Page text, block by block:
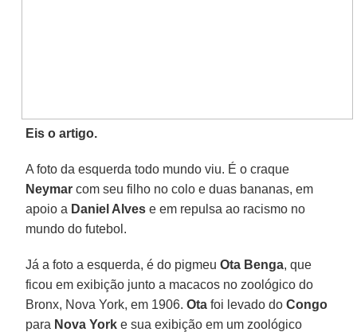
Eis o artigo.
A foto da esquerda todo mundo viu. É o craque
Neymar com seu filho no colo e duas bananas, em
apoio a Daniel Alves e em repulsa ao racismo no
mundo do futebol.
Já a foto a esquerda, é do pigmeuOta Benga, que
ficou em exibição junto a macacos no zoológico do
Bronx, Nova York, em 1906.Ota foi levado doCongo
para Nova York e sua exibição em um zoológico